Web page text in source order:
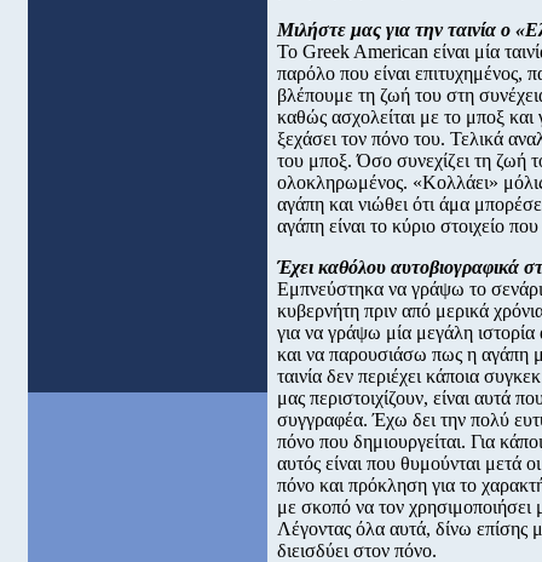
Μιλήστε μας για την ταινία ο
Το Greek American είναι μία
παρόλο που είναι επιτυχημένος,
βλέπουμε τη ζωή του στη
καθώς ασχολείται με το μποξ και
ξεχάσει τον πόνο του. Τελικά
του μποξ. Όσο συνεχίζει τη ζωή
ολοκληρωμένος. «Κολλάει»
αγάπη και νιώθει ότι άμα
αγάπη είναι το κύριο στοιχείο που
Έχει καθόλου αυτοβιογραφικά
Εμπνεύστηκα να γράψω το
κυβερνήτη πριν από μερικά
για να γράψω μία μεγάλη ιστορία
και να παρουσιάσω πως η αγάπη
ταινία δεν περιέχει κάποια
μας περιστοιχίζουν, είναι αυτά
συγγραφέα. Έχω δει την πολύ
πόνο που δημιουργείται. Για
αυτός είναι που θυμούνται μετά
πόνο και πρόκληση για το
με σκοπό να τον
Λέγοντας όλα αυτά, δίνω επίσης
διεισδύει στον πόνο.